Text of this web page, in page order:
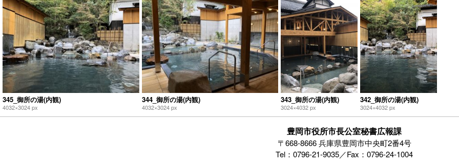
345_御所の湯(内観)
4032×3024 px
344_御所の湯(内観)
4032×3024 px
343_御所の湯(内観)
3024×4032 px
342_御所の湯(内観)
3024×4032 px
豊岡市役所市長公室秘書広報課
〒668-8666 兵庫県豊岡市中央町2番4号
Tel：0796-21-9035／Fax：0796-24-1004